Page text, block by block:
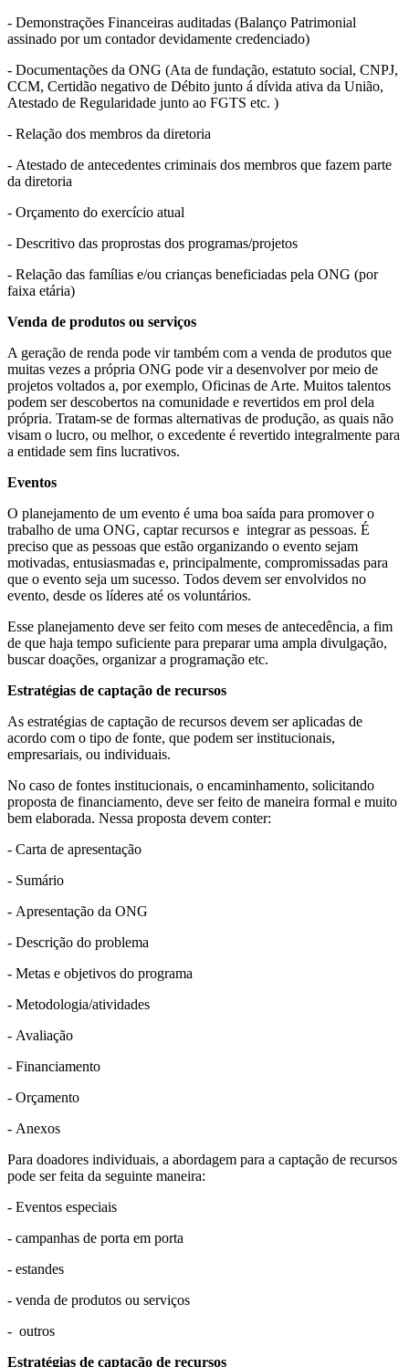
- Demonstrações Financeiras auditadas (Balanço Patrimonial
assinado por um contador devidamente credenciado)
- Documentações da ONG (Ata de fundação, estatuto social, CNPJ,
CCM, Certidão negativo de Débito junto á dívida ativa da União,
Atestado de Regularidade junto ao FGTS etc. )
- Relação dos membros da diretoria
- Atestado de antecedentes criminais dos membros que fazem parte
da diretoria
- Orçamento do exercício atual
- Descritivo das proprostas dos programas/projetos
- Relação das famílias e/ou crianças beneficiadas pela ONG (por
faixa etária)
Venda de produtos ou serviços
A geração de renda pode vir também com a venda de produtos que
muitas vezes a própria ONG pode vir a desenvolver por meio de
projetos voltados a, por exemplo, Oficinas de Arte. Muitos talentos
podem ser descobertos na comunidade e revertidos em prol dela
própria. Tratam-se de formas alternativas de produção, as quais não
visam o lucro, ou melhor, o excedente é revertido integralmente para
a entidade sem fins lucrativos.
Eventos
O planejamento de um evento é uma boa saída para promover o
trabalho de uma ONG, captar recursos e integrar as pessoas. É
preciso que as pessoas que estão organizando o evento sejam
motivadas, entusiasmadas e, principalmente, compromissadas para
que o evento seja um sucesso. Todos devem ser envolvidos no
evento, desde os líderes até os voluntários.
Esse planejamento deve ser feito com meses de antecedência, a fim
de que haja tempo suficiente para preparar uma ampla divulgação,
buscar doações, organizar a programação etc.
Estratégias de captação de recursos
As estratégias de captação de recursos devem ser aplicadas de
acordo com o tipo de fonte, que podem ser institucionais,
empresariais, ou individuais.
No caso de fontes institucionais, o encaminhamento, solicitando
proposta de financiamento, deve ser feito de maneira formal e muito
bem elaborada. Nessa proposta devem conter:
- Carta de apresentação
- Sumário
- Apresentação da ONG
- Descrição do problema
- Metas e objetivos do programa
- Metodologia/atividades
- Avaliação
- Financiamento
- Orçamento
- Anexos
Para doadores individuais, a abordagem para a captação de recursos
pode ser feita da seguinte maneira:
- Eventos especiais
- campanhas de porta em porta
- estandes
- venda de produtos ou serviços
- outros
Estratégias de captação de recursos